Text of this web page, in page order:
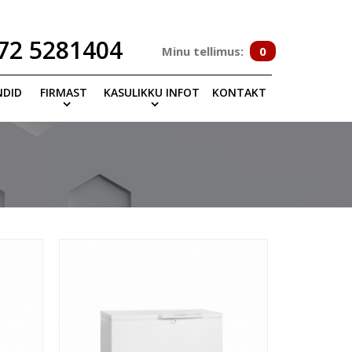
5281404 Minu tellimus: 0
FIRMAST KASULIKKU INFOT KONTAKT